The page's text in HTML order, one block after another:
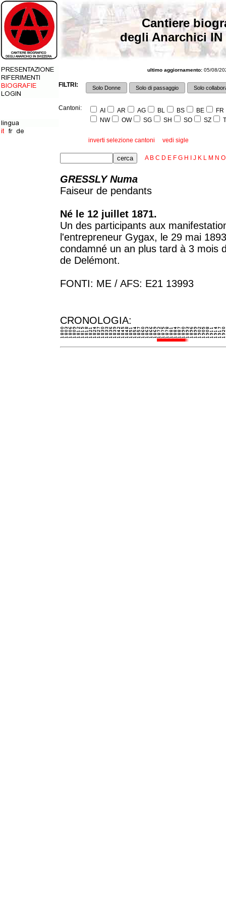
Cantiere
degli Anarchici IN
ultimo aggiornamento: 05/08/
FILTRI: Solo Donne Solo di passaggio Solo
Cantoni: AI AR AG BL BS BE
FR
NW
OW SG SH SO SZ
inverti selezione cantoni vedi sigle
A B C D E F G H J K L M N O
GRESSLY Numa
Faiseur de pendants
Né le 12 juillet 1871.
Un des participants aux
l'entrepreneur Gygax, le 29 mai
condamné un an plus tard à 3 mois
de Delémont.
FONTI: ME / AFS: E21 13993
CRONOLOGIA: